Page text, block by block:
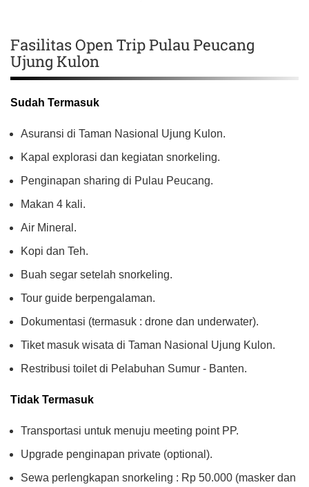
Fasilitas Open Trip Pulau Peucang
Ujung Kulon
Sudah Termasuk
Asuransi di Taman Nasional Ujung Kulon.
Kapal explorasi dan kegiatan snorkeling.
Penginapan sharing di Pulau Peucang.
Makan 4 kali.
Air Mineral.
Kopi dan Teh.
Buah segar setelah snorkeling.
Tour guide berpengalaman.
Dokumentasi (termasuk : drone dan underwater).
Tiket masuk wisata di Taman Nasional Ujung Kulon.
Restribusi toilet di Pelabuhan Sumur - Banten.
Tidak Termasuk
Transportasi untuk menuju meeting point PP.
Upgrade penginapan private (optional).
Sewa perlengkapan snorkeling : Rp 50.000 (masker dan